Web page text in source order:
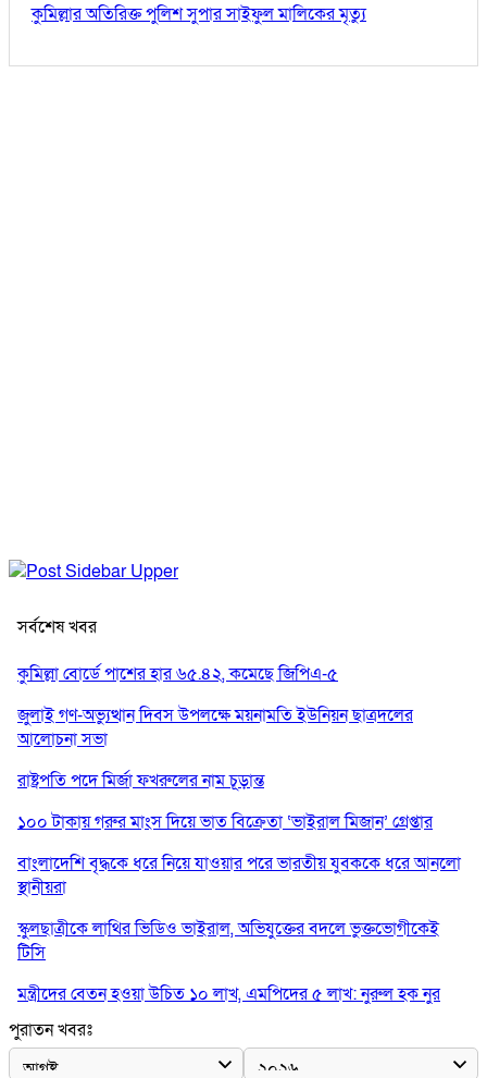
কুমিল্লার অতিরিক্ত পুলিশ সুপার সাইফুল মালিকের মৃত্যু
সর্বশেষ খবর
কুমিল্লা বোর্ডে পাশের হার ৬৫.৪২, কমেছে জিপিএ-৫
জুলাই গণ-অভ্যুত্থান দিবস উপলক্ষে ময়নামতি ইউনিয়ন ছাত্রদলের
আলোচনা সভা
রাষ্ট্রপতি পদে মির্জা ফখরুলের নাম চূড়ান্ত
১০০ টাকায় গরুর মাংস দিয়ে ভাত বিক্রেতা ‘ভাইরাল মিজান’ গ্রেপ্তার
বাংলাদেশি বৃদ্ধকে ধরে নিয়ে যাওয়ার পরে ভারতীয় যুবককে ধরে আনলো
স্থানীয়রা
স্কুলছাত্রীকে লাথির ভিডিও ভাইরাল, অভিযুক্তের বদলে ভুক্তভোগীকেই
টিসি
মন্ত্রীদের বেতন হওয়া উচিত ১০ লাখ, এমপিদের ৫ লাখ: নুরুল হক নুর
রাষ্ট্রপতি পদে প্রস্তাব পাননি ড. ইউনূস, বিএনপির বিবেচনায় মির্জা ফখরুল
পুরাতন খবরঃ